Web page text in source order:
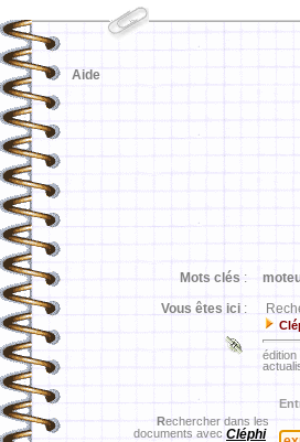
Aide
Mots clés :
Vous êtes ici :
édition
Rechercher dans les
documents avec Cléphi